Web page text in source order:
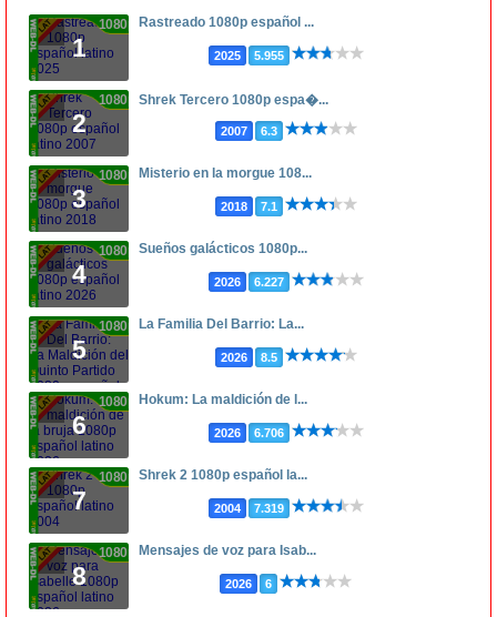
1
1080p Rastreado 1080p español ...
2025 5.955
2
1080p Shrek Tercero 1080p espa�...
2007 6.3
3
1080p Misterio en la morgue 108...
2018 7.1
4
1080p Sueños galácticos 1080p...
2026 6.227
5
1080p La Familia Del Barrio: La...
2026 8.5
6
1080p Hokum: La maldición de l...
2026 6.706
7
1080p Shrek 2 1080p español la...
2004 7.319
8
1080p Mensajes de voz para Isab...
2026 6